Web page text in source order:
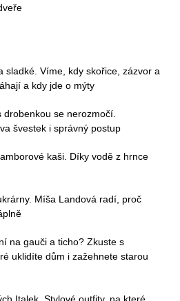
sladké. Víme, kdy skořice, zázvor a
a kdy jde o mýty
drobenkou se nerozmočí.
švestek i správný postup
kaši. Díky vodě z hrnce
Míša Landová radí, proč
na gauči a ticho? Zkuste s
uklidíte dům i zažehnete starou